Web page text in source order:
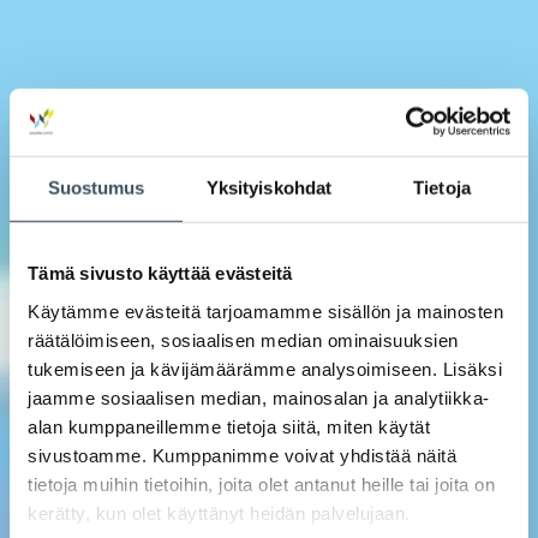
Suostumus Yksityiskohdat Tietoja
Tämä sivusto käyttää evästeitä
Käytämme evästeitä tarjoamamme sisällön ja mainosten
räätälöimiseen, sosiaalisen median ominaisuuksien
tukemiseen ja kävijämäärämme analysoimiseen. Lisäksi
jaamme sosiaalisen median, mainosalan ja analytiikka-
alan kumppaneillemme tietoja siitä, miten käytät
sivustoamme. Kumppanimme voivat yhdistää näitä
tietoja muihin tietoihin, joita olet antanut heille tai joita on
kerätty, kun olet käyttänyt heidän palvelujaan.